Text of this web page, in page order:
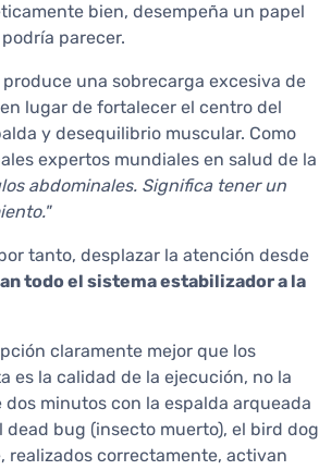
bien, desempeña un papel
parecer.
una sobrecarga excesiva de
lugar de fortalecer el centro del
y desequilibrio muscular. Como
expertos mundiales en salud de la
abdominales. Significa tener un
tanto, desplazar la atención desde
todo el sistema estabilizador a la
claramente mejor que los
es la calidad de la ejecución, no la
minutos con la espalda arqueada
bug (insecto muerto), el bird dog
realizados correctamente, activan